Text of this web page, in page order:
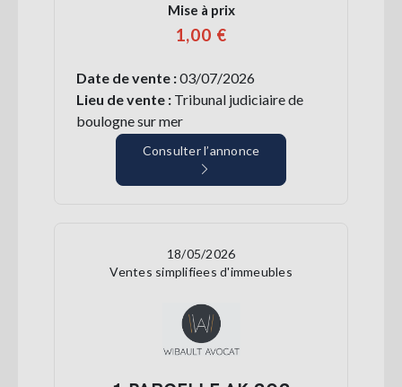
Mise à prix
1,00 €
Date de vente :03/07/2026
Lieu de vente : Tribunal judiciaire de
boulogne sur mer
Consulter l’annonce
18/05/2026
Ventes simplifiees d'immeubles